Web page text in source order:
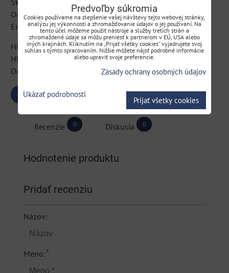
Odchýlka merania K 1.5 m/s²
Emisie hluku
Hladina akustického tlaku 64 dB(A)
Hladina akustického výkonu (LwA) 75 dB(A)
Odchýlka merania K 3 dB(A)
FacebookTwitter BlueskyPinterest LinkedIn WhatsApp
mail
Recenzie 0 Diskusia 0
Hodnotenie produktu
Pridať recenziu
Názov:
Meno:*
Predvoľby súkromia
Cookies používame na zlepšenie vašej návštevy tejto webovej stránky,
analýzu jej výkonnosti a zhromažďovanie údajov o jej používaní. Na
tento účel môžeme použiť nástroje a služby tretích strán a
zhromaždené údaje sa môžu preniesť k partnerom v EÚ, USA alebo
iných krajinách. Kliknutím na „Prijať všetky cookies“ vyjadrujete svoj
súhlas s týmto spracovaním. Nižšie môžete nájsť podrobné informácie
alebo upraviť svoje preferencie.
Zásady ochrany osobných údajov
Ukázať podrobnosti
Prijať všetky cookies